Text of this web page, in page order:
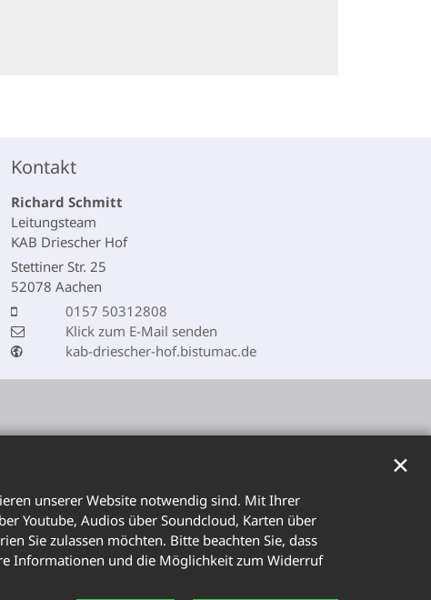
unserer Website notwendig sind. Mit Ihrer
Youtube, Audios über Soundcloud, Karten über
Sie zulassen möchten. Bitte beachten Sie, dass
Informationen und die Möglichkeit zum Widerruf
✕
Kontakt
Richard Schmitt
Leitungsteam
KAB Driescher Hof
Stettiner Str. 25
52078 Aachen
0157 50312808
Klick zum E-Mail senden
kab-driescher-hof.bistumac.de